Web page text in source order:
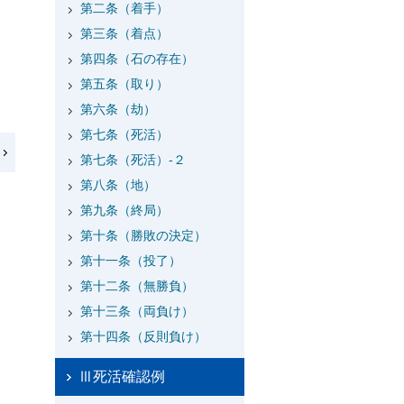
第二条（着手）
第三条（着点）
第四条（石の存在）
第五条（取り）
第六条（劫）
第七条（死活）
第七条（死活）-２
第八条（地）
第九条（終局）
第十条（勝敗の決定）
第十一条（投了）
第十二条（無勝負）
第十三条（両負け）
第十四条（反則負け）
Ⅲ死活確認例